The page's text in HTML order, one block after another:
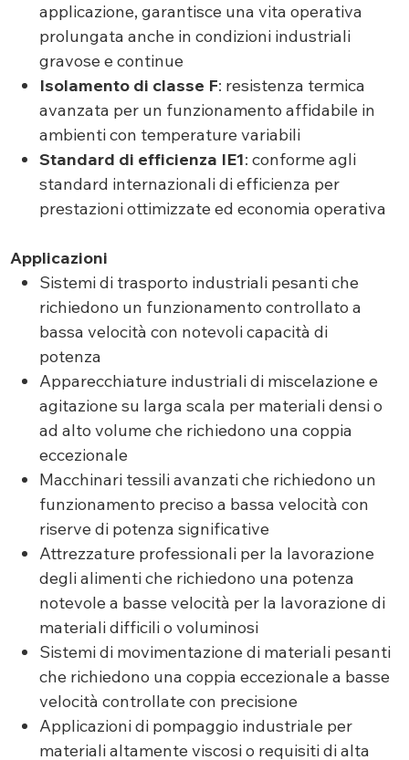
applicazione, garantisce una vita operativa
prolungata anche in condizioni industriali
gravose e continue
Isolamento di classe F: resistenza termica
avanzata per un funzionamento affidabile in
ambienti con temperature variabili
Standard di efficienza IE1: conforme agli
standard internazionali di efficienza per
prestazioni ottimizzate ed economia operativa
Applicazioni
Sistemi di trasporto industriali pesanti che
richiedono un funzionamento controllato a
bassa velocità con notevoli capacità di
potenza
Apparecchiature industriali di miscelazione e
agitazione su larga scala per materiali densi o
ad alto volume che richiedono una coppia
eccezionale
Macchinari tessili avanzati che richiedono un
funzionamento preciso a bassa velocità con
riserve di potenza significative
Attrezzature professionali per la lavorazione
degli alimenti che richiedono una potenza
notevole a basse velocità per la lavorazione di
materiali difficili o voluminosi
Sistemi di movimentazione di materiali pesanti
che richiedono una coppia eccezionale a basse
velocità controllate con precisione
Applicazioni di pompaggio industriale per
materiali altamente viscosi o requisiti di alta